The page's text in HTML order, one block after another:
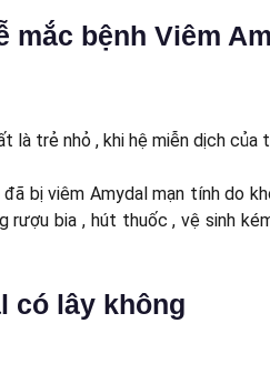
bệnh Viêm
là trẻ nhỏ , khi hệ miễn dịch
bị viêm Amydal mạn tính do
bia , hút thuốc , vệ sinh
có lây không